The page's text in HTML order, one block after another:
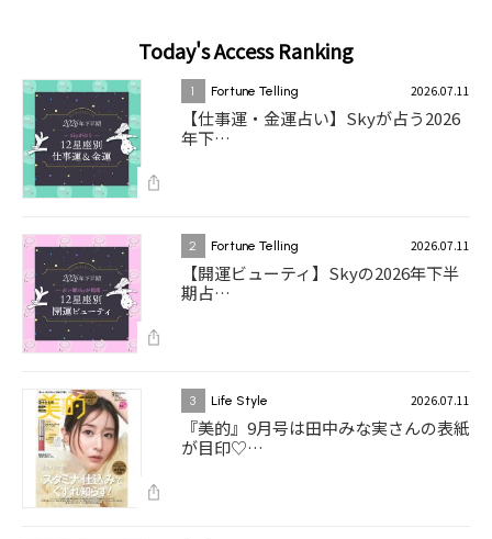
Today's Access Ranking
1 Fortune Telling 2026.07.11
【仕事運・金運占い】Skyが占う2026
年下…
2 Fortune Telling 2026.07.11
【開運ビューティ】Skyの2026年下半
期占…
3 Life Style 2026.07.11
『美的』9月号は田中みな実さんの表紙
が目印♡…